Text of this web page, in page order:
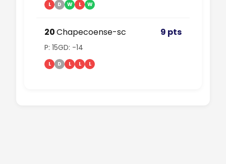
L D W L W
20Chapecoense-sc 9 pts
P: 15GD: -14
L D L L L